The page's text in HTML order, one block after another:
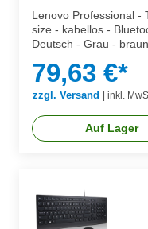
Lenovo Professional -
size - kabellos -
Deutsch - Grau -
79,63 €*
zzgl. Versand inkl.
Auf Lager